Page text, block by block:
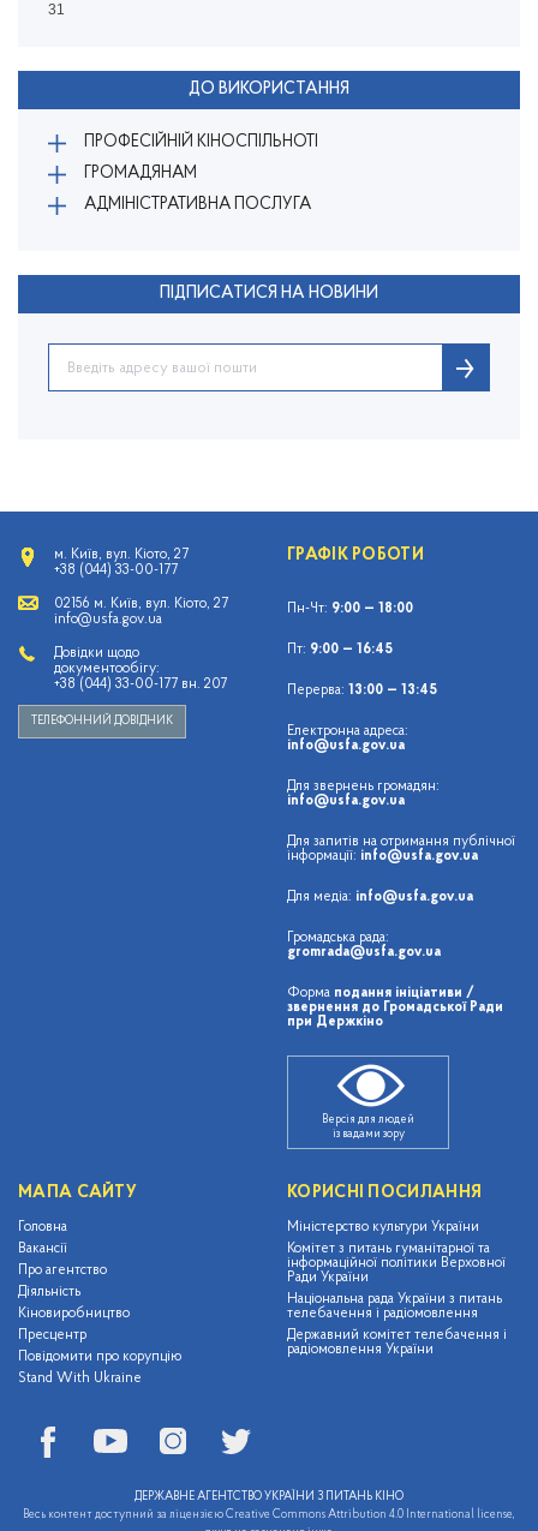
31
ДО ВИКОРИСТАННЯ
ПРОФЕСІЙНІЙ КІНОСПІЛЬНОТІ
ГРОМАДЯНАМ
АДМІНІСТРАТИВНА ПОСЛУГА
ПІДПИСАТИСЯ НА НОВИНИ
м. Київ, вул. Кіото, 27
+38 (044) 33-00-177
02156 м. Київ, вул. Кіото, 27
info@usfa.gov.ua
Довідки щодо
документообігу:
+38 (044) 33-00-177 вн. 207
ТЕЛЕФОННИЙ ДОВІДНИК
ГРАФІК РОБОТИ
Пн-Чт: 9:00 — 18:00
Пт: 9:00 — 16:45
Перерва: 13:00 — 13:45
Електронна адреса:
info@usfa.gov.ua
Для звернень громадян:
info@usfa.gov.ua
Для запитів на отримання публічної
інформації: info@usfa.gov.ua
Для медіа: info@usfa.gov.ua
Громадська рада:
gromrada@usfa.gov.ua
Форма подання ініціативи /
звернення до Громадської Ради
при Держкіно
Версія для людей
із вадами зору
МАПА САЙТУ
Головна
Вакансії
Про агентство
Діяльність
Кіновиробництво
Пресцентр
Повідомити про корупцію
Stand With Ukraine
КОРИСНІ ПОСИЛАННЯ
Міністерство культури України
Комітет з питань гуманітарної та
інформаційної політики Верховної
Ради України
Національна рада України з питань
телебачення і радіомовлення
Державний комітет телебачення і
радіомовлення України
ДЕРЖАВНЕ АГЕНТСТВО УКРАЇНИ З ПИТАНЬ КІНО
Весь контент доступний за ліцензією Creative Commons Attribution 4.0 International license,